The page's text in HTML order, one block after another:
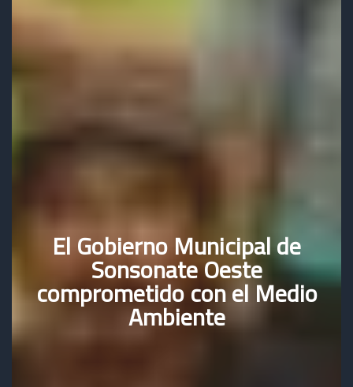
El Gobierno Municipal de
Sonsonate Oeste
comprometido con el Medio
Ambiente